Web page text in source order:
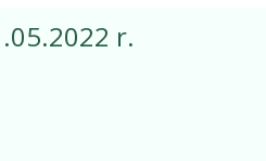
r.